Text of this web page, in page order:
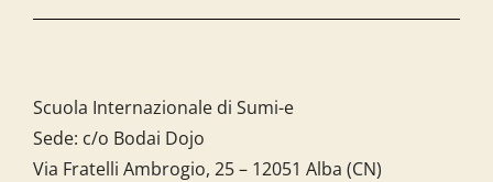
Scuola Internazionale di Sumi-e
Sede: c/o Bodai Dojo
Via Fratelli Ambrogio, 25 – 12051 Alba (CN)